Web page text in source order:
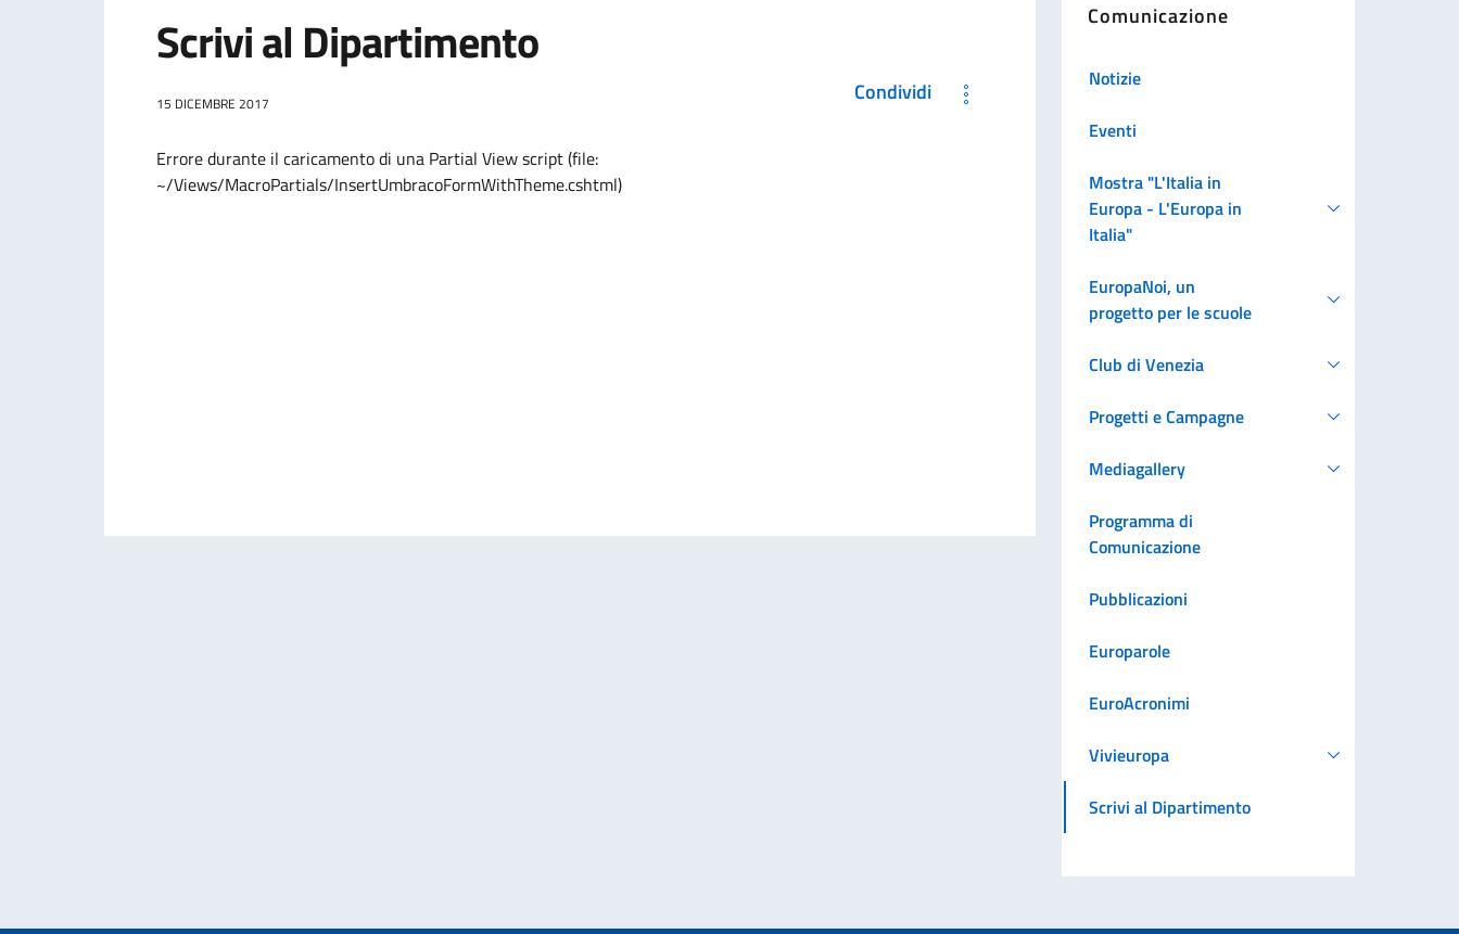
Scrivi al Dipartimento
15 DICEMBRE 2017 Condividi
Errore durante il caricamento di una Partial View script (file:
~/Views/MacroPartials/InsertUmbracoFormWithTheme.cshtml)
Comunicazione
Notizie
Eventi
Mostra "L'Italia in
Europa - L'Europa in
Italia"
EuropaNoi, un
progetto per le scuole
Club di Venezia
Progetti e Campagne
Mediagallery
Programma di
Comunicazione
Pubblicazioni
Europarole
EuroAcronimi
Vivieuropa
Scrivi al Dipartimento